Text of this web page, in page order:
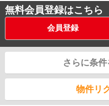
無料会員登録はこちら
会員登録
さらに条
物件リ